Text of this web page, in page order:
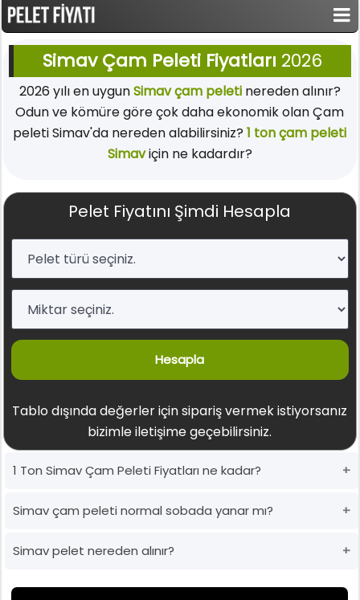
Simav Çam Peleti Fiyatları 2026
2026 yılı en uygunSimav çam peletinereden alınır?
Odun ve kömüre göre çok daha ekonomik olan Çam
peleti Simav'da nereden alabilirsiniz?1 ton çam peleti
Simaviçin ne kadardır?
Pelet Fiyatını Şimdi Hesapla
Hesapla
Tablo dışında değerler için sipariş vermek istiyorsanız
bizimle iletişime geçebilirsiniz.
1 Ton Simav Çam Peleti Fiyatları ne kadar?
Simav çam peleti normal sobada yanar mı?
Simav pelet nereden alınır?